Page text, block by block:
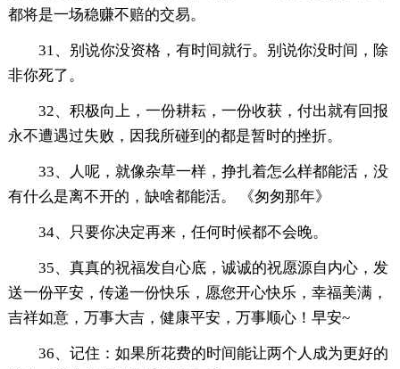
都将是一场稳赚不赔的交易。
31、别说你没资格，有时间就行。别说你没时间，除
非你死了。
32、积极向上，一份耕耘，一份收获，付出就有回报
永不遭遇过失败，因我所碰到的都是暂时的挫折。
33、人呢，就像杂草一样，挣扎着怎么样都能活，没
有什么是离不开的，缺啥都能活。 《匆匆那年》
34、只要你决定再来，任何时候都不会晚。
35、真真的祝福发自心底，诚诚的祝愿源自内心，发
送一份平安，传递一份快乐，愿您开心快乐，幸福美满，
吉祥如意，万事大吉，健康平安，万事顺心！早安~
36、记住：如果所花费的时间能让两个人成为更好的